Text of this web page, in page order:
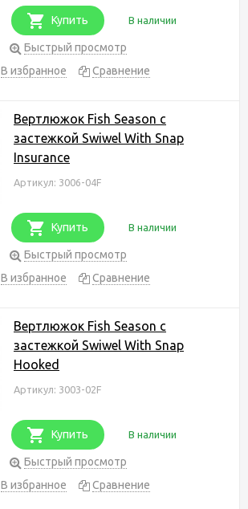
Купить В наличии
Быстрый просмотр
В избранное
Сравнение
Вертлюжок Fish Season с
застежкой Swiwel With Snap
Insurance
Артикул: 3006-04F
Купить В наличии
Быстрый просмотр
В избранное
Сравнение
Вертлюжок Fish Season с
застежкой Swiwel With Snap
Hooked
Артикул: 3003-02F
Купить В наличии
Быстрый просмотр
В избранное
Сравнение